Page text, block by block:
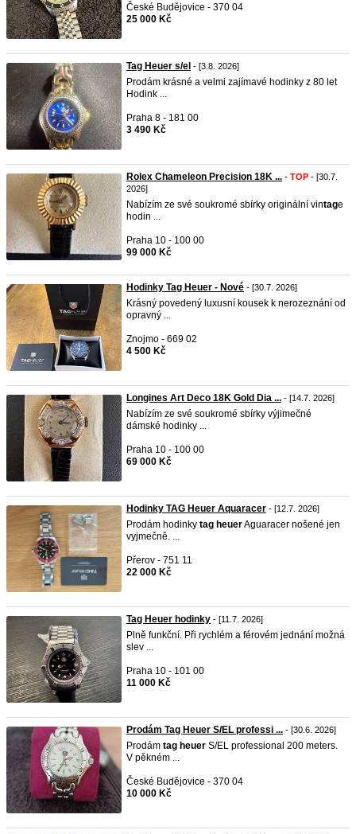
České Budějovice - 370 04
25 000 Kč
Tag Heuer s/el - [3.8. 2026]
Prodám krásné a velmi zajímavé hodinky z 80 let
Hodink ...
Praha 8 - 181 00
3 490 Kč
Rolex Chameleon Precision 18K ... - TOP - [30.7.
2026]
Nabízím ze své soukromé sbírky originální vintage
hodin ...
Praha 10 - 100 00
99 000 Kč
Hodinky Tag Heuer - Nové - [30.7. 2026]
Krásný povedený luxusní kousek k nerozeznání od
opravný ...
Znojmo - 669 02
4 500 Kč
Longines Art Deco 18K Gold Dia ... - [14.7. 2026]
Nabízím ze své soukromé sbírky výjimečné
dámské hodinky ...
Praha 10 - 100 00
69 000 Kč
Hodinky TAG Heuer Aquaracer - [12.7. 2026]
Prodám hodinky tag heuerAguaracer nošené jen
vyjmečně. ...
Přerov - 751 11
22 000 Kč
Tag Heuer hodinky - [11.7. 2026]
Plně funkční. Při rychlém a férovém jednání možná
slev ...
Praha 10 - 101 00
11 000 Kč
Prodám Tag Heuer S/EL professi ... - [30.6. 2026]
Prodám tag heuer S/EL professional 200 meters.
V pěkném ...
České Budějovice - 370 04
10 000 Kč